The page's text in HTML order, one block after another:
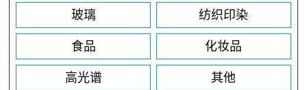
玻璃 纺织印染
食品 化妆品
高光谱 其他